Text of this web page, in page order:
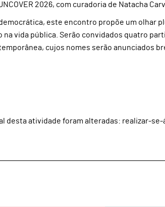
2026, com curadoria de Natacha
este encontro propõe um olhar
vida pública. Serão convidados quatro
cujos nomes serão anunciados
desta atividade foram alteradas: realizar-se-